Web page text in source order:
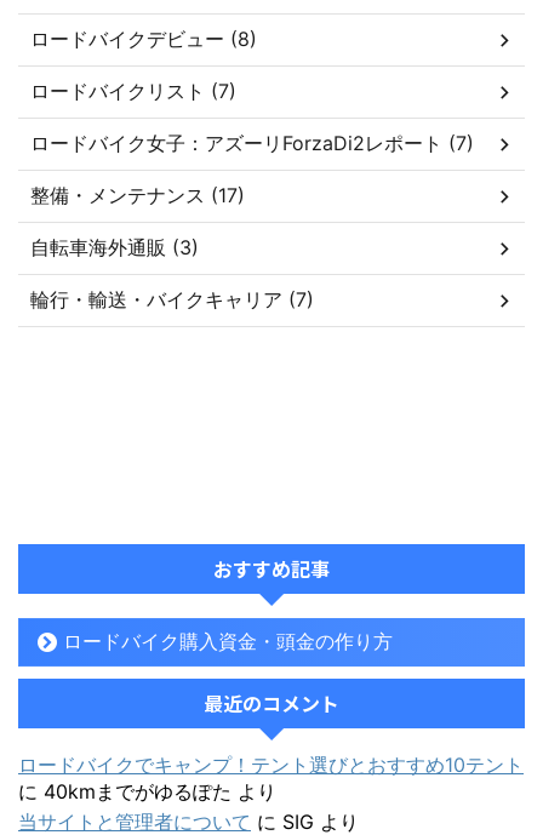
ロードバイクデビュー (8)
ロードバイクリスト (7)
ロードバイク女子：アズーリForzaDi2レポート (7)
整備・メンテナンス (17)
自転車海外通販 (3)
輪行・輸送・バイクキャリア (7)
おすすめ記事
ロードバイク購入資金・頭金の作り方
最近のコメント
ロードバイクでキャンプ！テント選びとおすすめ10テント
に 40kmまでがゆるぽた より
当サイトと管理者について に SIG より